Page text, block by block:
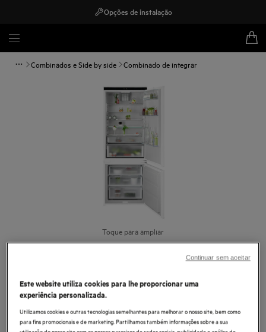
Opções de instalação
Combinados e Side by side Combinado de integrar
Toque para ampliar
PCB8000XC
Combinado de encastre 8000
Cooling 360° de 188,4 cm
Este website utiliza cookies para lhe proporcionar uma
experiência personalizada.
Utilizamos cookies e outras tecnologias semelhantes para melhorar o nosso site, bem como
para fins promocionais e de marketing. Partilhamos também informações sobre a sua
Continuar sem aceitar